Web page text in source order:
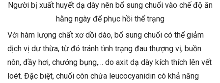
Người bị xuất huyết dạ dày nên bổ sung chuối vào chế độ ăn
hằng ngày để phục hồi thể trạng
Với hàm lượng chất xơ dồi dào, bổ sung chuối có thể giảm
dịch vị dư thừa, từ đó tránh tình trạng đau thượng vị, buồn
nôn, đầy hơi, chướng bụng,… do axit dạ dày kích thích lên vết
loét. Đặc biệt, chuối còn chứa leucocyanidin có khả năng